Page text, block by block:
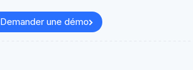
Demander une démo